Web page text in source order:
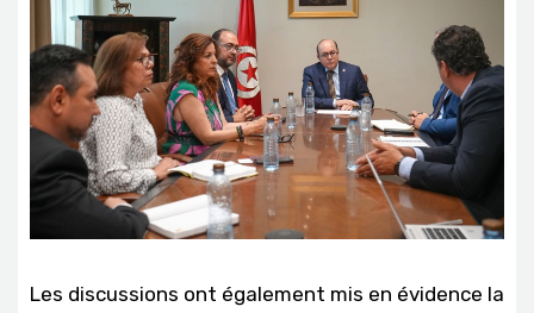
Les discussions ont également mis en évidence la